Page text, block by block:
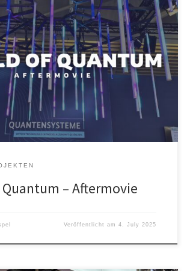
Aftermovie An vier Messetagen ist viel passiert,
der World of Quantum unser
vielen Impressionen der Messe in München.
– Aftermovie
Veröffentlicht am4. July 2025